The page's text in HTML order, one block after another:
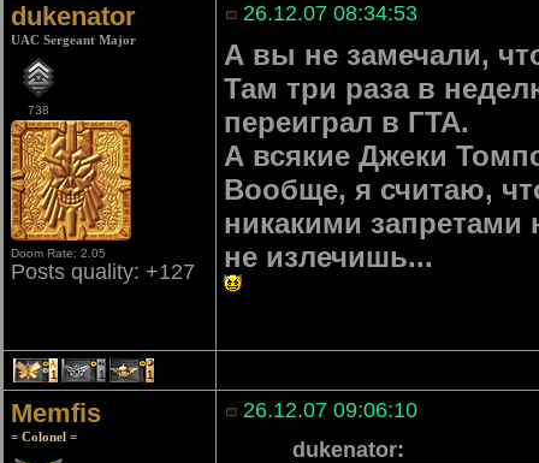
dukenator
UAC Sergeant Major
738
Doom Rate: 2.05
Posts quality: +127
26.12.07 08:34:53
А вы не замечали,
Там три раза в
переиграл в ГТА.
А всякие Джеки
Вообще, я считаю,
никакими запретами
не излечишь...
1 1 1
Memfis
= Colonel =
26.12.07 09:06:10
dukenator: